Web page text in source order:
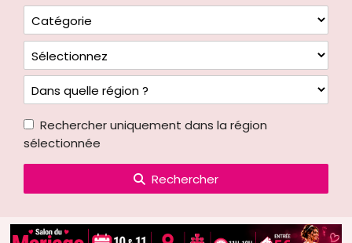
Rechercher uniquement dans la région
sélectionnée
Rechercher